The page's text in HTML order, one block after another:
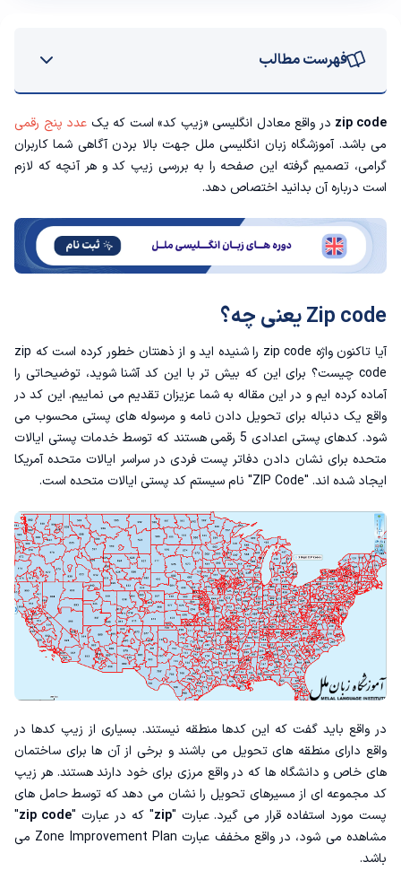
فهرست مطالب
Zip code یعنی چه؟
بررسی رقم های zip code
zip code در واقع معادل انگلیسی «زیپ کد» است که یک عدد پنج رقمی
می باشد‌.آموزشگاه زبان انگلیسی ملل جهت بالا بردن آگاهی شما کاربران
گرامی، تصمیم گرفته این صفحه را به بررسی زیپ کد و هر آنچه که لازم
است درباره آن بدانید اختصاص دهد.
Zip code یعنی چه؟
آیا تاکنون واژه zip code را شنیده اید و از ذهنتان خطور کرده است که zip
code چیست؟ برای این که بیش تر با این کد آشنا شوید، توضیحاتی را
آماده کرده ایم و در این مقاله به شما عزیزان تقدیم می نماییم. این کد در
واقع یک دنباله برای تحویل دادن نامه و مرسوله های پستی محسوب می
شود. کدهای پستی اعدادی 5 رقمی هستند که توسط خدمات پستی ایالات
متحده برای نشان دادن دفاتر پست فردی در سراسر ایالات متحده آمریکا
ایجاد شده اند. "ZIP Code" نام سیستم کد پستی ایالات متحده است.
در واقع باید گفت که این کدها منطقه نیستند‌. بسیاری از زیپ کدها در
واقع دارای منطقه های تحویل می باشند و برخی از آن ها برای ساختمان
های خاص و دانشگاه ها که در واقع مرزی برای خود دارند هستند. هر زیپ
کد مجموعه ای از مسیرهای تحویل را نشان می دهد که توسط حامل های
پست مورد استفاده قرار می گیرد. عبارت "zip" که در عبارت "zip code
"
مشاهده می شود، در واقع مخفف عبارت Zone Improvement Plan می
باشد.